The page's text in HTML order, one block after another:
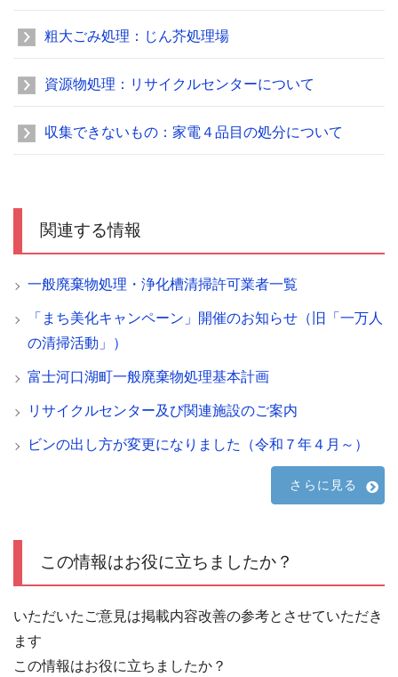
粗大ごみ処理：じん芥処理場
資源物処理：リサイクルセンターについて
収集できないもの：家電４品目の処分について
関連する情報
一般廃棄物処理・浄化槽清掃許可業者一覧
「まち美化キャンペーン」開催のお知らせ（旧「一万人
の清掃活動」）
富士河口湖町一般廃棄物処理基本計画
リサイクルセンター及び関連施設のご案内
ビンの出し方が変更になりました（令和７年４月～）
さらに見る
この情報はお役に立ちましたか？
いただいたご意見は掲載内容改善の参考とさせていただき
ます
この情報はお役に立ちましたか？